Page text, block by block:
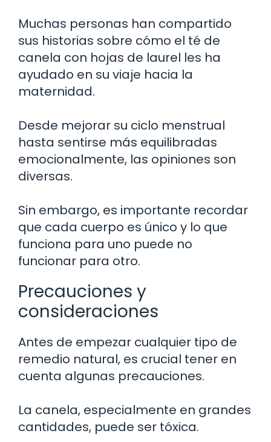
Muchas personas han compartido
sus historias sobre cómo el té de
canela con hojas de laurel les ha
ayudado en su viaje hacia la
maternidad.
Desde mejorar su ciclo menstrual
hasta sentirse más equilibradas
emocionalmente, las opiniones son
diversas.
Sin embargo, es importante recordar
que cada cuerpo es único y lo que
funciona para uno puede no
funcionar para otro.
Precauciones y
consideraciones
Antes de empezar cualquier tipo de
remedio natural, es crucial tener en
cuenta algunas precauciones.
La canela, especialmente en grandes
cantidades, puede ser tóxica.